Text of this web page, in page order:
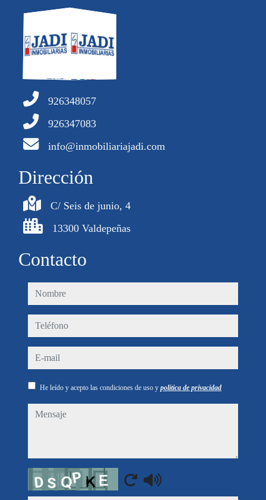
926348057
926347083
info@inmobiliariajadi.com
Dirección
C/ Seis de junio, 4
13300 Valdepeñas
Contacto
nombre
teléfono
e-mail
He leído y acepto las condiciones de uso y política de privacidad
mensaje
Captcha